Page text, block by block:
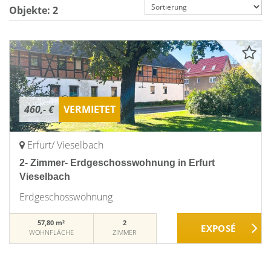
Objekte: 2
460,- € VERMIETET
Erfurt/ Vieselbach
2- Zimmer- Erdgeschosswohnung in Erfurt
Vieselbach
Erdgeschosswohnung
57,80 m²
WOHNFLÄCHE
2
ZIMMER